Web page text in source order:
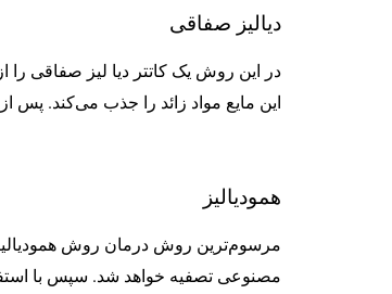
دیالیز صفاقی
در این روش یک کاتتر دیا لیز صفاقی
این مایع مواد زائد را جذب می‌کند. پس از اتمام
همودیالیز
مرسوم‌ترین روش درمان روش
مصنوعی تصفیه خواهد شد. سپس با